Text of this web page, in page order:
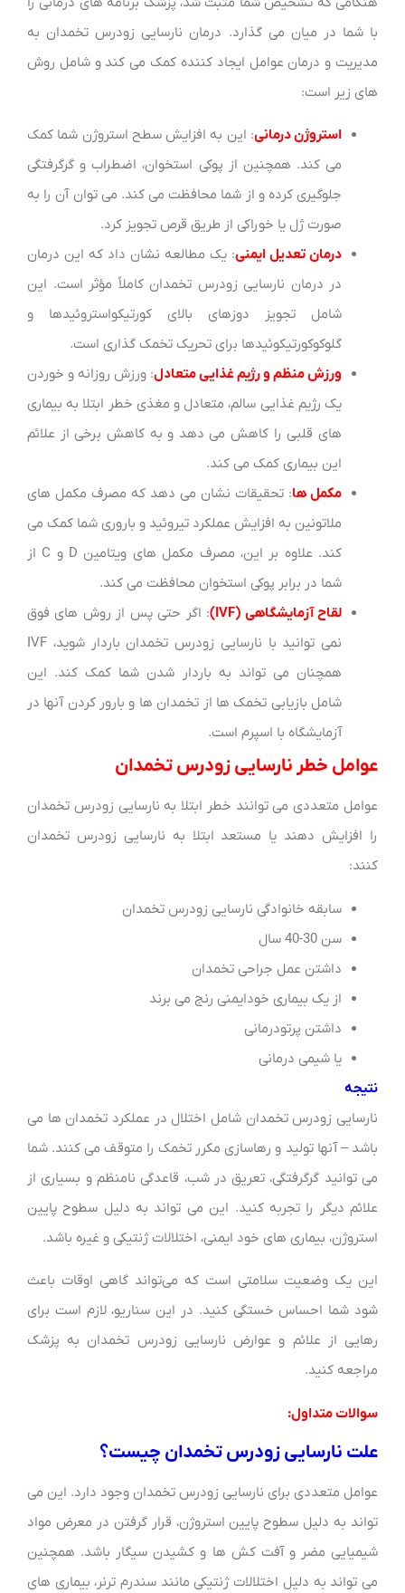
با شما در میان می گذارد. درمان نارسایی زودرس تخمدان به
مدیریت و درمان عوامل ایجاد کننده کمک می کند و شامل روش
های زیر است:
استروژن درمانی: این به افزایش سطح استروژن شما کمک
می کند. همچنین از پوکی استخوان، اضطراب و گرگرفتگی
جلوگیری کرده و از شما محافظت می کند. می توان آن را به
صورت ژل یا خوراکی از طریق قرص تجویز کرد.
درمان تعدیل ایمنی: یک مطالعه نشان داد که این درمان
در درمان نارسایی زودرس تخمدان کاملاً مؤثر است. این
شامل تجویز دوزهای بالای کورتیکواستروئیدها و
گلوکوکورتیکوئیدها برای تحریک تخمک گذاری است.
ورزش منظم و رژیم غذایی متعادل: ورزش روزانه و خوردن
یک رژیم غذایی سالم، متعادل و مغذی خطر ابتلا به بیماری
های قلبی را کاهش می دهد و به کاهش برخی از علائم
این بیماری کمک می کند.
مکمل ها: تحقیقات نشان می دهد که مصرف مکمل های
ملاتونین به افزایش عملکرد تیروئید و باروری شما کمک می
کند. علاوه بر این، مصرف مکمل های ویتامین D و C از
شما در برابر پوکی استخوان محافظت می کند.
لقاح آزمایشگاهی (IVF)
: اگر حتی پس از روش های فوق
نمی توانید با نارسایی زودرس تخمدان باردار شوید، IVF
همچنان می تواند به باردار شدن شما کمک کند. این
شامل بازیابی تخمک ها از تخمدان ها و بارور کردن آنها در
آزمایشگاه با اسپرم است.
عوامل خطر نارسایی زودرس تخمدان
عوامل متعددی می توانند خطر ابتلا به نارسایی زودرس تخمدان
را افزایش دهند یا مستعد ابتلا به نارسایی زودرس تخمدان
کنند:
سابقه خانوادگی نارسایی زودرس تخمدان
سن 30-40 سال
داشتن عمل جراحی تخمدان
از یک بیماری خودایمنی رنج می برند
داشتن پرتودرمانی
یا شیمی درمانی
نتیجه
نارسایی زودرس تخمدان شامل اختلال در عملکرد تخمدان ها می
باشد – آنها تولید و رهاسازی مکرر تخمک را متوقف می کنند. شما
می توانید گرگرفتگی، تعریق در شب، قاعدگی نامنظم و بسیاری از
علائم دیگر را تجربه کنید. این می تواند به دلیل سطوح پایین
استروژن، بیماری های خود ایمنی، اختلالات ژنتیکی و غیره باشد.
این یک وضعیت سلامتی است که می‌تواند گاهی اوقات باعث
شود شما احساس خستگی کنید. در این سناریو، لازم است برای
رهایی از علائم و عوارض نارسایی زودرس تخمدان به پزشک
مراجعه کنید.
سوالات متداول:
علت نارسایی زودرس تخمدان چیست؟
عوامل متعددی برای نارسایی زودرس تخمدان وجود دارد. این می
تواند به دلیل سطوح پایین استروژن، قرار گرفتن در معرض مواد
شیمیایی مضر و آفت کش ها و کشیدن سیگار باشد. همچنین
می تواند به دلیل اختلالات ژنتیکی مانند سندرم ترنر، بیماری های